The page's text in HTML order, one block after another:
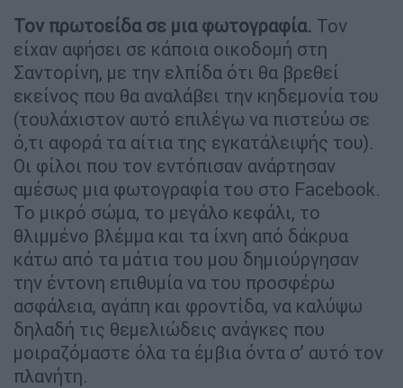
Τον πρωτοείδα σε μια φωτογραφία. Τον
είχαν αφήσει σε κάποια οικοδομή στη
Σαντορίνη, με την ελπίδα ότι θα βρεθεί
εκείνος που θα αναλάβει την κηδεμονία του
(τουλάχιστον αυτό επιλέγω να πιστεύω σε
ό,τι αφορά τα αίτια της εγκατάλειψής του).
Οι φίλοι που τον εντόπισαν ανάρτησαν
αμέσως μια φωτογραφία του στο Facebook.
Το μικρό σώμα, το μεγάλο κεφάλι, το
θλιμμένο βλέμμα και τα ίχνη από δάκρυα
κάτω από τα μάτια του μου δημιούργησαν
την έντονη επιθυμία να του προσφέρω
ασφάλεια, αγάπη και φροντίδα, να καλύψω
δηλαδή τις θεμελιώδεις ανάγκες που
μοιραζόμαστε όλα τα έμβια όντα σ’ αυτό τον
πλανήτη.